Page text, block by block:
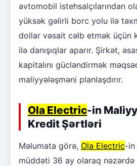
avtomobil istehsalçılarından
yüksək gəlirli borc yolu ilə
dollar vəsait cəlb etmək üçün
ilə danışıqlar aparır. Şirkət,
kapitalını gücləndirmək
maliyyələşməni planlaşdırır.
Ola Electric-in
Kredit Şərtləri
Məlumata görə, Ola Electric-in
müddəti 36 ay olaraq